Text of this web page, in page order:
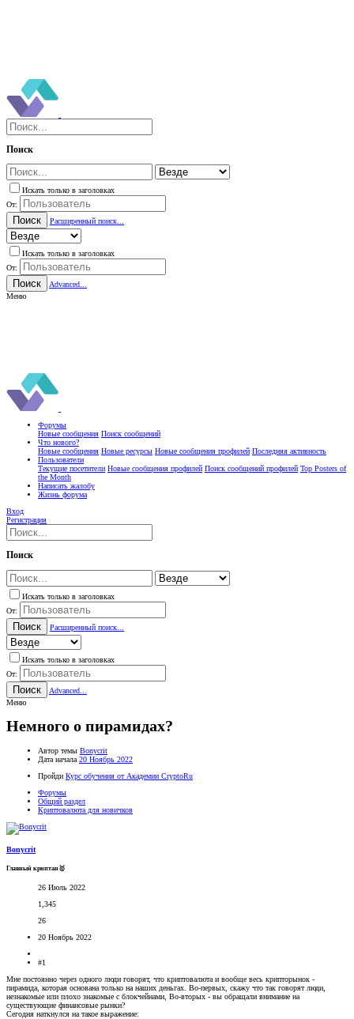
Поиск
Искать только в заголовках
От:
Поиск Расширенный поиск...
Искать только в заголовках
От:
Поиск
Advanced...
Меню
Форумы
Новые сообщения Поиск сообщений
Что нового?
Новые сообщения Новые ресурсы Новые сообщения профилей Последняя активность
Пользователи
Текущие посетители Новые сообщения профилей Поиск сообщений профилей Top Posters of
the Month
Написать жалобу
Жизнь форума
Вход
Регистрация
Поиск
Искать только в заголовках
От:
Поиск Расширенный поиск...
Искать только в заголовках
От:
Поиск
Advanced...
Меню
Немного о пирамидах?
Автор темы Bonycrit
Дата начала 20 Ноябрь 2022
Пройди Курс обучения от Академии CryptoRu
Форумы
Общий раздел
Криптовалюта для новичков
Bonycrit
Главный криптан🥇
26 Июль 2022
1,345
26
20 Ноябрь 2022
#1
Мне постоянно через одного люди говорят, что криптовалюта и вообще весь крипторынок -
пирамида, которая основана только на наших деньгах. Во-первых, скажу что так говорят люди,
незнакомые или плохо знакомые с блокчейнами, Во-вторых - вы обращали внимание на
существующие финансовые рынки?
Сегодня наткнулся на такое выражение: